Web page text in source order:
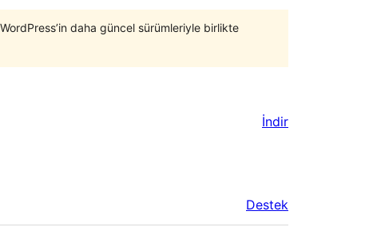
daha güncel sürümleriyle birlikte
İndir
Destek